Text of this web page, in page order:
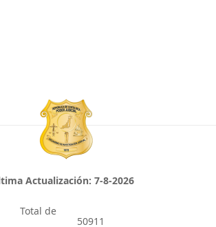
Actualización: 7-8-2026
Total de
50911